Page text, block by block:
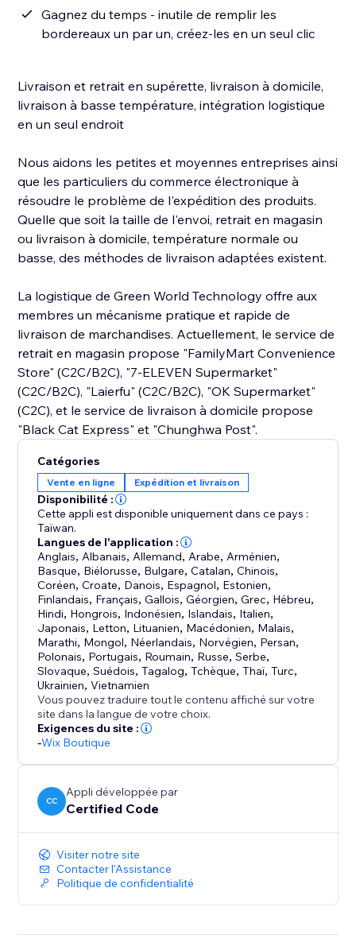
Gagnez du temps - inutile de remplir les
bordereaux un par un, créez-les en un seul clic
Livraison et retrait en supérette, livraison à domicile,
livraison à basse température, intégration logistique
en un seul endroit
Nous aidons les petites et moyennes entreprises ainsi
que les particuliers du commerce électronique à
résoudre le problème de l'expédition des produits.
Quelle que soit la taille de l'envoi, retrait en magasin
ou livraison à domicile, température normale ou
basse, des méthodes de livraison adaptées existent.
La logistique de Green World Technology offre aux
membres un mécanisme pratique et rapide de
livraison de marchandises. Actuellement, le service de
retrait en magasin propose "FamilyMart Convenience
Store" (C2C/B2C), "7-ELEVEN Supermarket"
(C2C/B2C), "Laierfu" (C2C/B2C), "OK Supermarket"
(C2C), et le service de livraison à domicile propose
"Black Cat Express" et "Chunghwa Post".
Catégories
Vente en ligne Expédition et livraison
Disponibilité :
Cette appli est disponible uniquement dans ce pays :
Taïwan.
Langues de l'application :
Anglais, Albanais, Allemand, Arabe, Arménien,
Basque, Biélorusse, Bulgare,Catalan,Chinois,
Coréen,Croate, Danois, Espagnol, Estonien,
Finlandais, Français,Gallois,Géorgien,Grec, Hébreu,
Hindi, Hongrois, Indonésien, Islandais, Italien,
Japonais, Letton, Lituanien, Macédonien, Malais,
Marathi, Mongol, Néerlandais, Norvégien, Persan,
Polonais, Portugais, Roumain, Russe,Serbe,
Slovaque,Suédois,Tagalog,Tchèque,Thaï,Turc,
Ukrainien,Vietnamien
Vous pouvez traduire tout le contenu affiché sur votre
site dans la langue de votre choix.
Exigences du site :
-Wix Boutique
CC
Appli développée par
Certified Code
Visiter notre site
Contacter l'Assistance
Politique de confidentialité